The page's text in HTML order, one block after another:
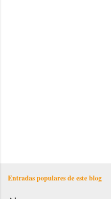
Entradas populares de este blog